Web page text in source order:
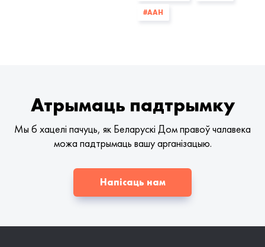
#ААН
Атрымаць падтрымку
Мы б хацелі пачуць, як Беларускі Дом правоў чалавека
можа падтрымаць вашу арганізацыю.
Напісаць нам